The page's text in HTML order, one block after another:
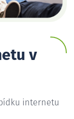
v
internetu